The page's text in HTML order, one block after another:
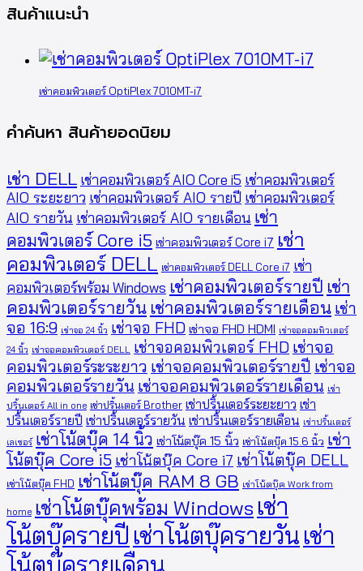
สินค้าแนะนำ
เช่าคอมพิวเตอร์ OptiPlex 7010MT-i7
คำค้นหา สินค้ายอดนิยม
เช่า DELL เช่าคอมพิวเตอร์ AIO Core i5 เช่าคอมพิวเตอร์
AIO ระยะยาว เช่าคอมพิวเตอร์ AIO รายปี เช่าคอมพิวเตอร์
AIO รายวัน เช่าคอมพิวเตอร์ AIO รายเดือน เช่า
คอมพิวเตอร์ Core i5 เช่าคอมพิวเตอร์ Core i7 เช่า
คอมพิวเตอร์ DELL เช่าคอมพิวเตอร์ DELL Core i7 เช่า
คอมพิวเตอร์พร้อม Windows เช่าคอมพิวเตอร์รายปี เช่า
คอมพิวเตอร์รายวัน เช่าคอมพิวเตอร์รายเดือน เช่า
จอ 16:9 เช่าจอ 24 นิ้ว เช่าจอ FHD เช่าจอ FHD HDMI เช่าจอคอมพิวเตอร์
24 นิ้ว เช่าจอคอมพิวเตอร์ DELL เช่าจอคอมพิวเตอร์ FHD เช่าจอ
คอมพิวเตอร์ระระยาว เช่าจอคอมพิวเตอร์รายปี เช่าจอ
คอมพิวเตอร์รายวัน เช่าจอคอมพิวเตอร์รายเดือน เช่า
ปริ้นเตอร์ All in one เช่าปริ้นเตอร์ Brother เช่าปริ้นเตอร์ระยะยาว เช่า
ปริ้นเตอร์รายปี เช่าปริ้นเตอร์รายวัน เช่าปริ้นเตอร์รายเดือน เช่าปริ้นเตอร์
เลเซอร์ เช่าโน้ตบุ๊ค 14 นิ้ว เช่าโน้ตบุ๊ค 15 นิ้ว เช่าโน้ตบุ๊ค 15.6 นิ้ว เช่า
โน้ตบุ๊ค Core i5 เช่าโน้ตบุ๊ค Core i7 เช่าโน้ตบุ๊ค DELL
เช่าโน้ตบุ๊ค FHD เช่าโน้ตบุ๊ค RAM 8 GB เช่าโน้ตบุ๊ค Work from
home เช่าโน้ตบุ๊คพร้อม Windows เช่า
โน้ตบุ๊ครายปี เช่าโน้ตบุ๊ครายวันเช่า
โน้ตบุ๊ครายเดือน